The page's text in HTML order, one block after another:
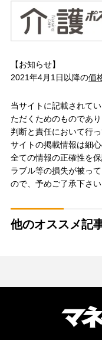
【お知らせ】
2021年4月1日以降の価
当サイトに記載されて
ただくためのものであ
判断と責任において行
サイトの掲載情報は細
全ての情報の正確性を
ラブル等の損失が被っ
ので、予めご了承下さい
他のオススメ記